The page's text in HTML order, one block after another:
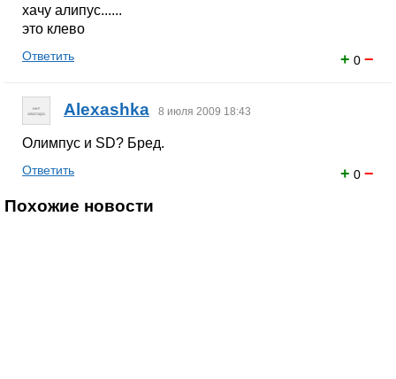
хачу алипус......
это клево
+ 0 −
Ответить
Alexashka 8 июля 2009 18:43
Олимпус и SD? Бред.
+ 0 −
Ответить
Похожие новости